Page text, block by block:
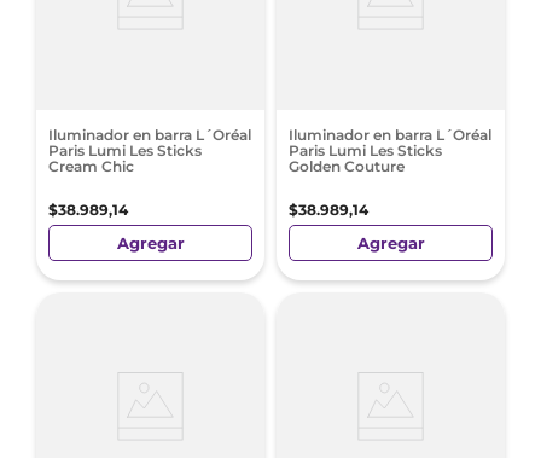
Iluminador en barra L´Oréal
Paris Lumi Les Sticks
Cream Chic
$38.989,14
Agregar
Iluminador en barra L´Oréal
Paris Lumi Les Sticks
Golden Couture
$38.989,14
Agregar